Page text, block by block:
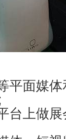
平面媒
台上做